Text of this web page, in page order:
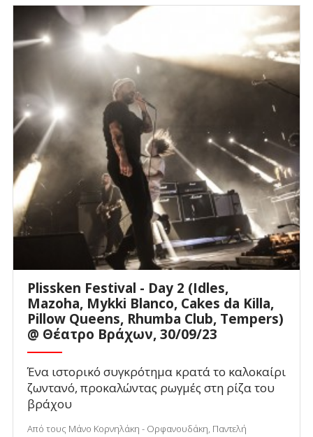
Plissken Festival - Day 2 (Idles,
Mazoha, Mykki Blanco, Cakes da Killa,
Pillow Queens, Rhumba Club, Tempers)
@ Θέατρο Βράχων, 30/09/23
Ένα ιστορικό συγκρότημα κρατά το καλοκαίρι
ζωντανό, προκαλώντας ρωγμές στη ρίζα του
βράχου
Από τους Μάνο Κορνηλάκη - Ορφανουδάκη, Παντελή